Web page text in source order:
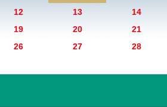
12 13
14
19 20
21
26 27 28